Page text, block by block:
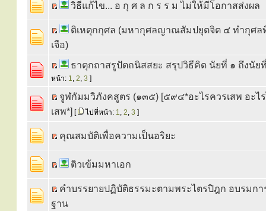
วิธีแก้ไข... อ กุ ศ ล ก ร ร ม ไม่ให้มีโอกาสส่งผล
ติเหตุกกุศล (มหากุศลญาณสัมปยุตจิต ๔ ทำกุศล
เจือ)
ธาตุกถาสรูปัตถนิสสยะ สรุปวิธีคิด นัยที่ ๑ ถึงนัย
หน้า: 1, 2, 3 ]
จูฬกัมมวิภังคสูตร (๑๓๕) [๕๙๔*อะไรควรเสพ อะไ
เสพ*] [ ไปที่หน้า: 1, 2, 3 ]
คุณสมบัติเพื่อความเป็นอริยะ
ติวเข้มมหาเอก
คำบรรยายปฏิบัติธรรมะตามพระไตรปิฎก อบรมก
ฐาน